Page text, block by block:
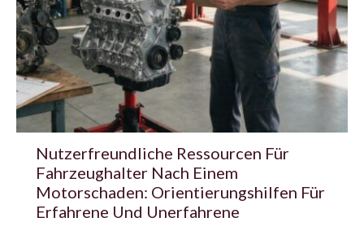
Nutzerfreundliche Ressourcen Für
Fahrzeughalter Nach Einem
Motorschaden: Orientierungshilfen Für
Erfahrene Und Unerfahrene